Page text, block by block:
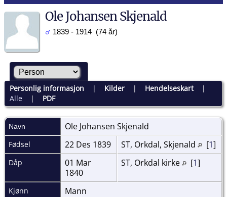
Ole Johansen Skjenald
1839 - 1914 (74 år)
Personlig informasjon | Kilder| Hendelseskart|
Alle| PDF
Navn Ole Johansen Skjenald
Fødsel 22 Des 1839 ST, Orkdal, Skjenald [1]
Dåp
01 Mar
1840
ST, Orkdal kirke [1]
Kjønn Mann